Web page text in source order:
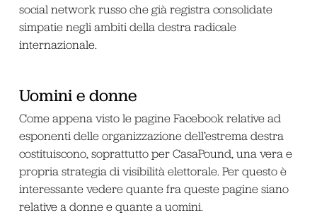
social network russo che già registra consolidate
simpatie negli ambiti della destra radicale
internazionale.
Uomini e donne
Come appena visto le pagine Facebook relative ad
esponenti delle organizzazione dell’estrema destra
costituiscono, soprattutto per CasaPound, una vera e
propria strategia di visibilità elettorale. Per questo è
interessante vedere quante fra queste pagine siano
relative a donne e quante a uomini.